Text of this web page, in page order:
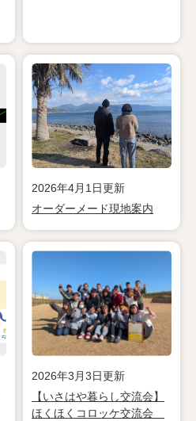
2026年4月1日更新
オーダーメード現地案内
2026年3月3日更新
【いさはや暮らし交流会】
ほくほくコロッケ交流会